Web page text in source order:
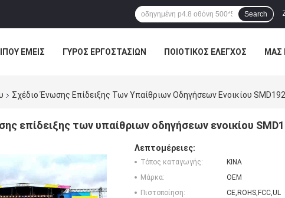
Search
ΕΜΕΊΣ ΓΎΡΟΣ ΕΡΓΟΣΤΑΣΊΩΝ ΠΟΙΟΤΙΚΌΣ ΈΛΕΓΧΟΣ ΜΑΣ
Σχέδιο Ένωσης Επίδειξης Των Υπαίθριων Οδηγήσεων Ενοικίου
επίδειξης των υπαίθριων οδηγήσεων ενοικίου
Λεπτομέρειες:
Τόπος καταγωγής:
ΚΙΝΑ
Μάρκα:
OEM
Πιστοποίηση:
CE,ROHS,FCC,UL